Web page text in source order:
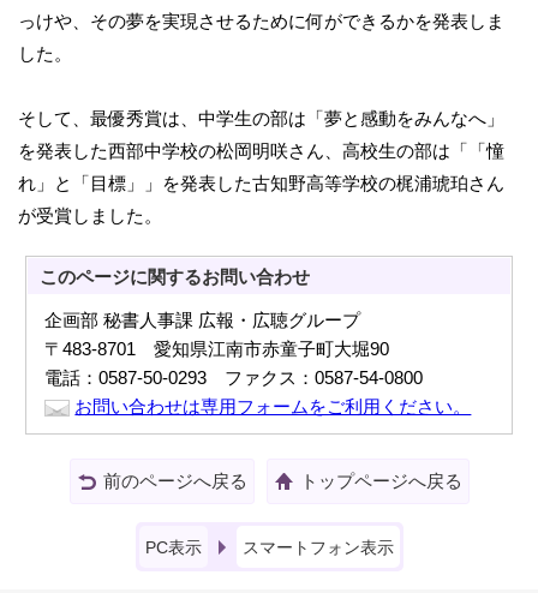
っけや、その夢を実現させるために何ができるかを発表しま
した。
そして、最優秀賞は、中学生の部は「夢と感動をみんなへ」
を発表した西部中学校の松岡明咲さん、高校生の部は「「憧
れ」と「目標」」を発表した古知野高等学校の梶浦琥珀さん
が受賞しました。
このページに関するお問い合わせ
企画部 秘書人事課 広報・広聴グループ
〒483-8701 愛知県江南市赤童子町大堀90
電話：0587-50-0293 ファクス：0587-54-0800
お問い合わせは専用フォームをご利用ください。
前のページへ戻る トップページへ戻る
PC表示 スマートフォン表示